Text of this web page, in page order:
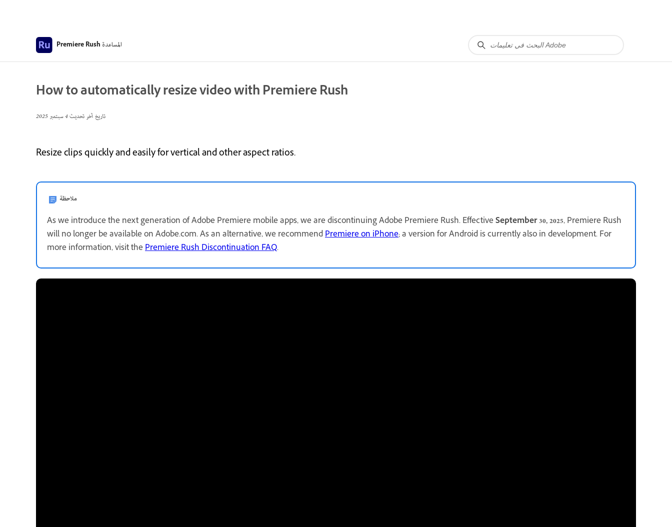
Premiere Rush المساعدة
How to automatically resize video with Premiere Rush
تاريخ آخر تحديث4 سبتمبر 2025
Resize clips quickly and easily for vertical and other aspect ratios.
ملاحظة
As we introduce the next generation of Adobe Premiere mobile apps, we are discontinuing Adobe Premiere Rush. EffectiveSeptember 30, 2025, Premiere Rush
will no longer be available on Adobe.com. As an alternative, we recommendPremiere on iPhone; a version for Android is currently also in development. For
more information, visit thePremiere Rush Discontinuation FAQ.